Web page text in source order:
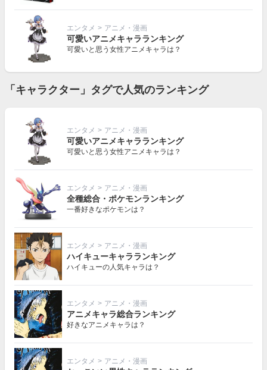
エンタメ > アニメ・漫画
可愛いアニメキャラランキング
可愛いと思う女性アニメキャラは？
「キャラクター」タグで人気のランキング
エンタメ > アニメ・漫画
可愛いアニメキャラランキング
可愛いと思う女性アニメキャラは？
エンタメ > アニメ・漫画
全種総合・ポケモンランキング
一番好きなポケモンは？
エンタメ > アニメ・漫画
ハイキューキャラランキング
ハイキューの人気キャラは？
エンタメ > アニメ・漫画
アニメキャラ総合ランキング
好きなアニメキャラは？
エンタメ > アニメ・漫画